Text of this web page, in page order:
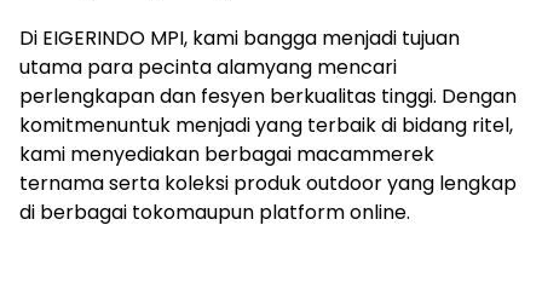
Di EIGERINDO MPI, kami bangga menjadi tujuan
utama para pecinta alamyang mencari
perlengkapan dan fesyen berkualitas tinggi. Dengan
komitmenuntuk menjadi yang terbaik di bidang ritel,
kami menyediakan berbagai macammerek
ternama serta koleksi produk outdoor yang lengkap
di berbagai tokomaupun platform online.